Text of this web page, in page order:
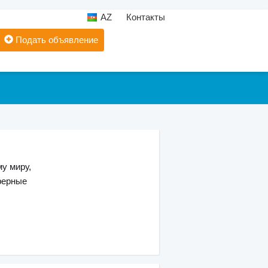
AZ Контакты
Подать объявление
миру,